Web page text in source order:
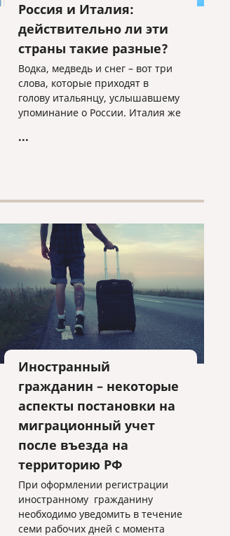
Россия и Италия:
действительно ли эти
страны такие разные?
Водка, медведь и снег – вот три
слова, которые приходят в
голову итальянцу, услышавшему
упоминание о России. Италия же
макаронами, пиццей и морем.
...
Иностранный
гражданин – некоторые
аспекты постановки на
миграционный учет
после въезда на
территорию РФ
При оформлении регистрации
иностранному гражданину
необходимо уведомить в течение
семи рабочих дней с момента